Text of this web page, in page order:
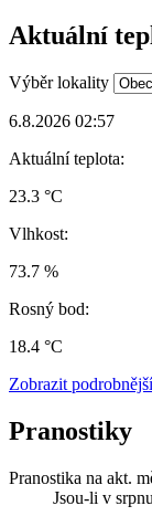
Aktuální
Výběr lokality
6.8.2026 02:57
Aktuální teplota:
23.3 °C
Vlhkost:
73.7 %
Rosný bod:
18.4 °C
Zobrazit
Pranostiky
Pranostika na akt.
Jsou-li v